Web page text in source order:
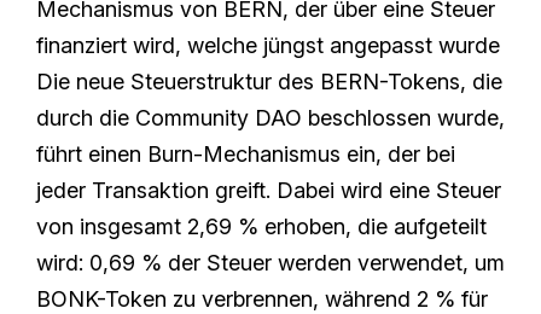
Mechanismus von BERN, der über eine Steuer
finanziert wird, welche jüngst angepasst wurde
Die neue Steuerstruktur des BERN-Tokens, die
durch die Community DAO beschlossen wurde,
führt einen Burn-Mechanismus ein, der bei
jeder Transaktion greift. Dabei wird eine Steuer
von insgesamt 2,69 % erhoben, die aufgeteilt
wird: 0,69 % der Steuer werden verwendet, um
BONK-Token zu verbrennen, während 2 % für